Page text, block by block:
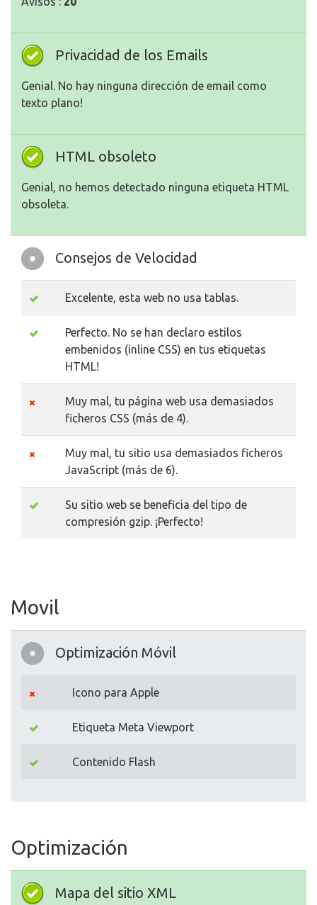
Privacidad de los Emails
Genial. No hay ninguna dirección de email como
texto plano!
HTML obsoleto
Genial, no hemos detectado ninguna etiqueta HTML
obsoleta.
Consejos de Velocidad
Excelente, esta web no usa tablas.
Perfecto. No se han declaro estilos
embenidos (inline CSS) en tus etiquetas
HTML!
Muy mal, tu página web usa demasiados
ficheros CSS (más de 4).
Muy mal, tu sitio usa demasiados ficheros
JavaScript (más de 6).
Su sitio web se beneficia del tipo de
compresión gzip. ¡Perfecto!
Movil
Optimización Móvil
Icono para Apple
Etiqueta Meta Viewport
Contenido Flash
Optimización
Mapa del sitio XML